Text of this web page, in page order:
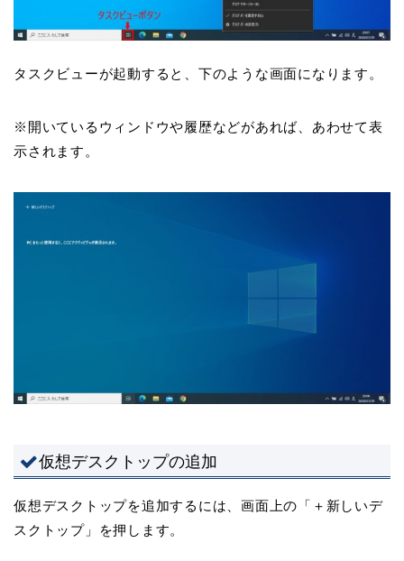
タスクビューが起動すると、下のような画面になります。
※開いているウィンドウや履歴などがあれば、あわせて表
示されます。
仮想デスクトップの追加
仮想デスクトップを追加するには、画面上の「＋新しいデ
スクトップ」を押します。